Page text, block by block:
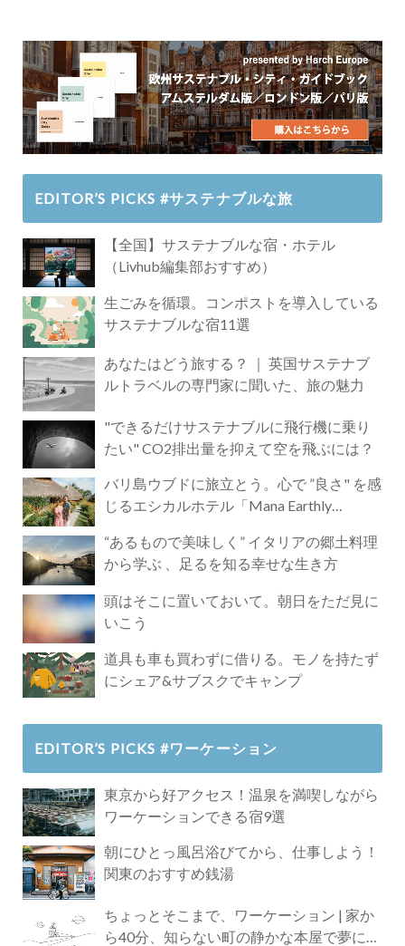
EDITOR’S PICKS #サステナブルな旅
【全国】サステナブルな宿・ホテル
（Livhub編集部おすすめ）
生ごみを循環。コンポストを導入している
サステナブルな宿11選
あなたはどう旅する？ ｜ 英国サステナブ
ルトラベルの専門家に聞いた、旅の魅力
"できるだけサステナブルに飛行機に乗り
たい" CO2排出量を抑えて空を飛ぶには？
バリ島ウブドに旅立とう。心で ”良さ" を感
じるエシカルホテル「Mana Earthly
“あるもので美味しく” イタリアの郷土料理
から学ぶ 、足るを知る幸せな生き方
頭はそこに置いておいて。朝日をただ見に
いこう
道具も車も買わずに借りる。モノを持たず
にシェア&サブスクでキャンプ
EDITOR’S PICKS #ワーケーション
東京から好アクセス！温泉を満喫しながら
ワーケーションできる宿9選
朝にひとっ風呂浴びてから、仕事しよう！
関東のおすすめ銭湯
ちょっとそこまで、ワーケーション | 家か
ら40分、知らない町の静かな本屋で夢に近